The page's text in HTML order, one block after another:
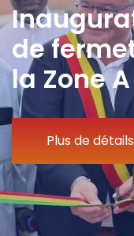
de
la Zone A
Plus de détails